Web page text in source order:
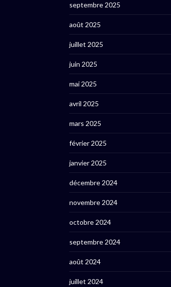
septembre 2025
août 2025
juillet 2025
juin 2025
mai 2025
avril 2025
mars 2025
février 2025
janvier 2025
décembre 2024
novembre 2024
octobre 2024
septembre 2024
août 2024
juillet 2024